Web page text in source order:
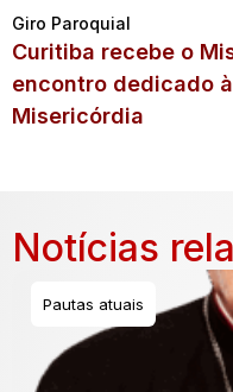
Giro Paroquial
Curitiba recebe o
encontro dedicado
Misericórdia
Notícias
Pautas atuais